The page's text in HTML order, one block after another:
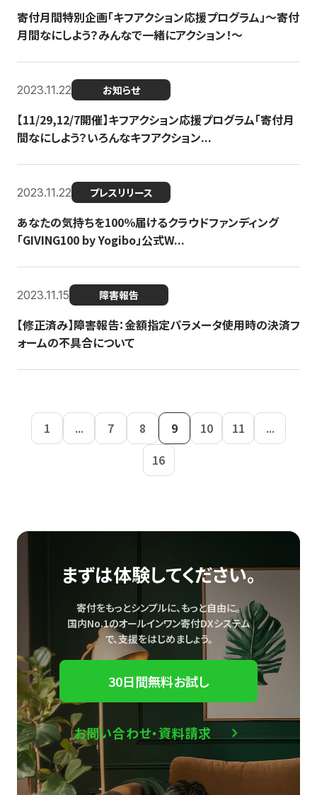
寄付月間特別企画「キフアクション応援プログラム」〜寄付
月間なにしよう？みんなで一緒にアクション！〜
2023.11.22 お知らせ
【11/29,12/7開催】キフアクション応援プログラム「寄付月
間なにしよう？いろんなキフアクション...
2023.11.22 プレスリリース
あなたの気持ちを100％届けるクラウドファンディング
「GIVING100 by Yogibo」公式W...
2023.11.15 障害報告
【修正済み】障害報告：金額指定パラメータ使用時の決済フ
ォームの不具合について
1 ... 7 8 9 10 11
...
16
まずは体験してください。
寄付をもっとシンプルに、もっと自由に。
国内No.1のオールインワン寄付DXシステム
で、支援をはじめましょう。
30日間無料お試し
お問い合わせ・資料請求